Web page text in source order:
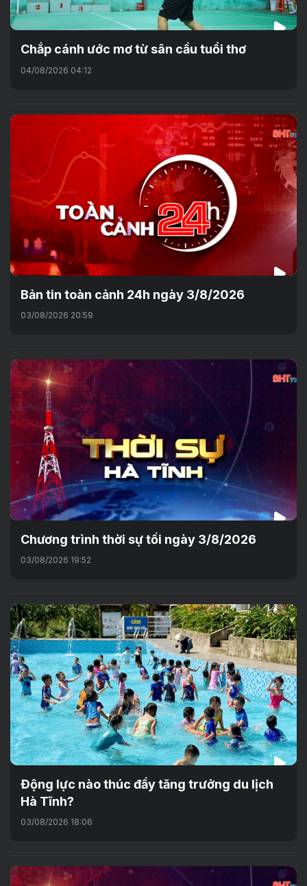
Chắp cánh ước mơ từ sân cầu tuổi thơ
04/08/2026 04:12
Bản tin toàn cảnh 24h ngày 3/8/2026
03/08/2026 20:59
Chương trình thời sự tối ngày 3/8/2026
03/08/2026 19:52
Động lực nào thúc đẩy tăng trưởng du lịch
Hà Tĩnh?
03/08/2026 18:06